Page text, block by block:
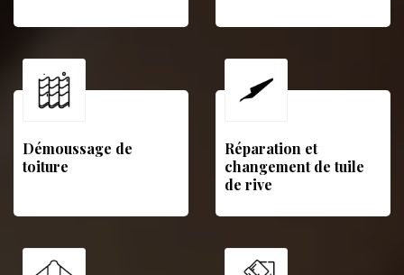
Démoussage de
toiture
Réparation et
changement de tuile
de rive